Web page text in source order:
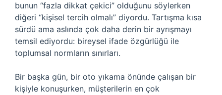
bunun “fazla dikkat çekici” olduğunu söylerken
diğeri “kişisel tercih olmalı” diyordu. Tartışma kısa
sürdü ama aslında çok daha derin bir ayrışmayı
temsil ediyordu: bireysel ifade özgürlüğü ile
toplumsal normların sınırları.
Bir başka gün, bir oto yıkama önünde çalışan bir
kişiyle konuşurken, müşterilerin en çok